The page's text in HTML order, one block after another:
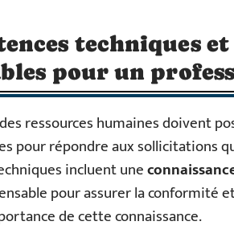
techniques
pour un
ressources humaines doivent
pour répondre aux sollicitations
incluent une
pour assurer la conformité
de cette connaissance.